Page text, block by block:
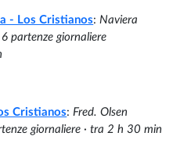
- Los Cristianos: Naviera
6 partenze giornaliere
Cristianos: Fred. Olsen
giornaliere · tra 2 h 30 min